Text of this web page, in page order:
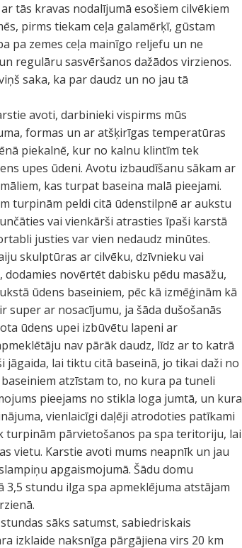
tās kravas nodalījumā esošiem cilvēkiem
pirms tiekam ceļa galamērķī, gūstam
pa zemes ceļa mainīgo reljefu un ne
regulāru sasvēršanos dažādos virzienos.
saka, ka par daudz un no jau tā
avoti, darbinieki vispirms mūs
formas un ar atšķirīgas temperatūras
piekalnē, kur no kalnu klintīm tek
upes ūdeni. Avotu izbaudīšanu sākam ar
kas turpat baseina malā pieejami.
turpinām peldi citā ūdenstilpnē ar aukstu
vai vienkārši atrasties īpaši karstā
justies var vien nedaudz minūtes.
skulptūras ar cilvēku, dzīvnieku vai
novērtēt dabisku pēdu masāžu,
ūdens baseiniem, pēc kā izmēģinām kā
super ar nosacījumu, ja šāda dušošanās
ūdens upei izbūvētu lapeni ar
nav pārāk daudz, līdz ar to katrā
lai tiktu citā baseinā, jo tikai daži no
atzīstam to, no kura pa tuneli
pieejams no stikla loga jumtā, un kura
vienlaicīgi daļēji atrodoties patīkami
turpinām pārvietošanos pa spa teritoriju, lai
vietu. Karstie avoti mums neapnīk un jau
apgaismojumā. Šādu domu
stundu ilga spa apmeklējuma atstājam
sāks satumst, sabiedriskais
izklaide naksnīga pārgājiena virs 20 km